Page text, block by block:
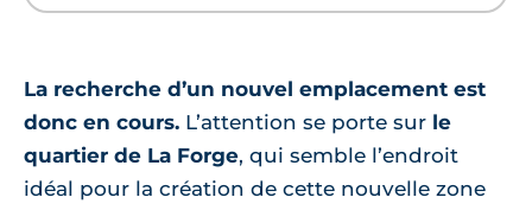
La recherche d’un nouvel emplacement est
donc en cours. L’attention se porte sur le
quartier de La Forge, qui semble l’endroit
idéal pour la création de cette nouvelle zone